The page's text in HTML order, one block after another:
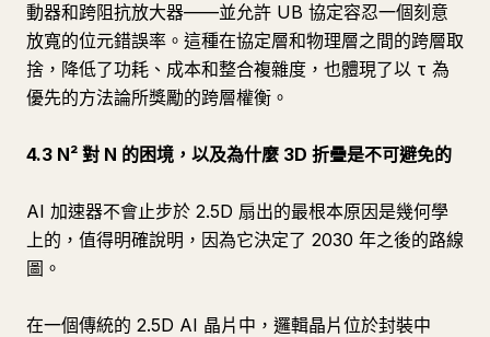
動器和跨阻抗放大器——並允許 UB 協定容忍一個刻意
放寬的位元錯誤率。這種在協定層和物理層之間的跨層取
捨，降低了功耗、成本和整合複雜度，也體現了以 τ 為
優先的方法論所獎勵的跨層權衡。
4.3 N² 對 N 的困境，以及為什麼 3D 折疊是不可避免的
AI 加速器不會止步於 2.5D 扇出的最根本原因是幾何學
上的，值得明確說明，因為它決定了 2030 年之後的路線
圖。
在一個傳統的 2.5D AI 晶片中，邏輯晶片位於封裝中